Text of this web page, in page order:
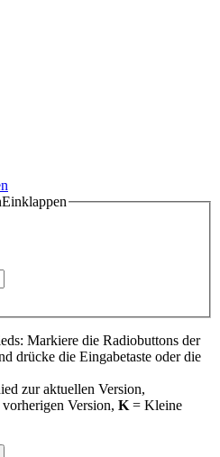
Einklappen
Markiere die Radiobuttons der
drücke die Eingabetaste oder die
zur aktuellen Version,
Version, K = Kleine